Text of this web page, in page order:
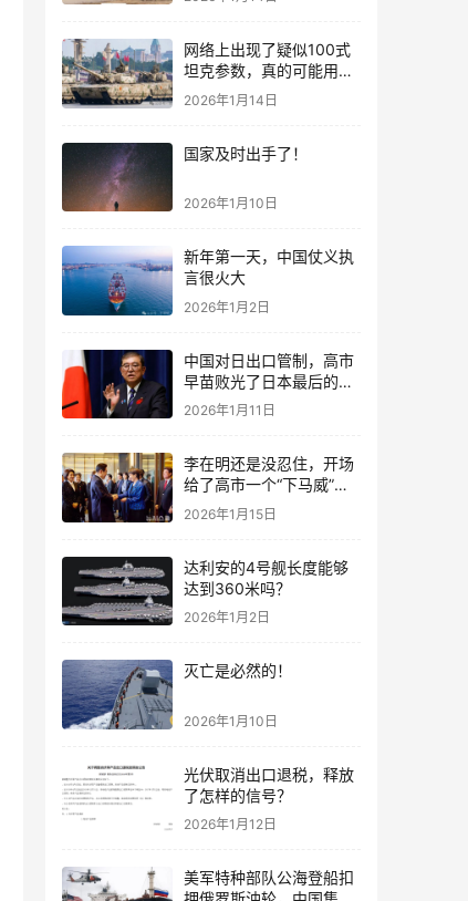
网络上出现了疑似100式
坦克参数，真的可能用了
钛合金装甲！
2026年1月14日
国家及时出手了！
2026年1月10日
新年第一天，中国仗义执
言很火大
2026年1月2日
中国对日出口管制，高市
早苗败光了日本最后的国
运
2026年1月11日
李在明还是没忍住，开场
给了高市一个“下马威”，
还特意提到中国
2026年1月15日
达利安的4号舰长度能够
达到360米吗？
2026年1月2日
灭亡是必然的！
2026年1月10日
光伏取消出口退税，释放
了怎样的信号？
2026年1月12日
美军特种部队公海登船扣